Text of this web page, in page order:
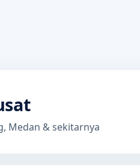
Medan & sekitarnya